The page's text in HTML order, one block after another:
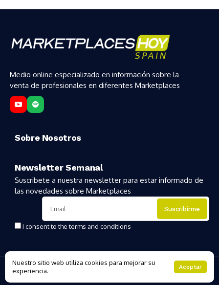
Medio online especializado en información sobre la
venta de profesionales en diferentes Marketplaces
Sobre Nosotros
Newsletter Semanal
Suscribete a nuestra newsletter para estar informado de
las novedades sobre Marketplaces
I consent to the terms and conditions
Copyright 2025 | MarketplacesHoy
Nuestro sitio web utiliza cookies para mejorar su
experiencia.
Aceptar